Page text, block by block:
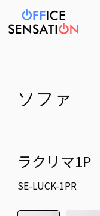
ソファ
ラクリマ
SE-LUCK-1PR